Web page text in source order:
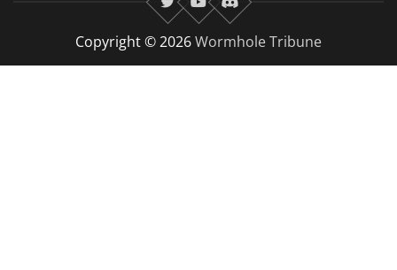
twitteryoutubeDiscord
Copyright © 2026Wormhole Tribune